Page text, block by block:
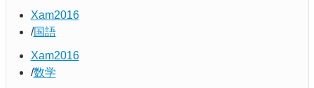
Xam2016
国語
Xam2016
数学